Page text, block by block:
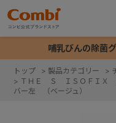
哺乳びんの除菌
トップ > 製品カテゴリー >
> ＴＨＥ Ｓ ＩＳＯＦＩＸ
バー左 （ベージュ）